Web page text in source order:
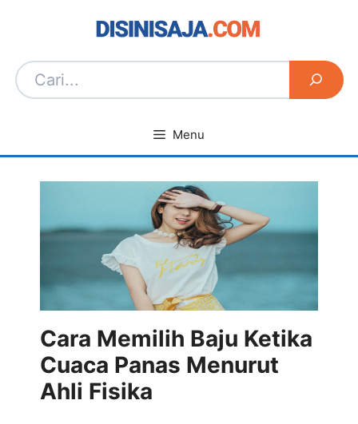
Menu
Cara Memilih Baju Ketika
Cuaca Panas Menurut
Ahli Fisika